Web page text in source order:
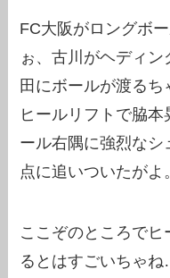
FC大阪がロングボ
ぉ、古川がヘディ
田にボールが渡る
ヒールリフトで脇
ール右隅に強烈なシ
点に追いついたがよ
ここぞのところでヒ
るとはすごいちゃ